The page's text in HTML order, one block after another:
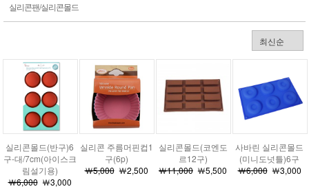
실리콘팬/실리콘몰드
실리콘몰드(반구)6
구-대/7cm(아이스크
림설기용)
￦6,000￦3,000
실리콘 주름머핀컵1
구(6p)
￦5,000￦2,500
실리콘몰드(코엔도
르12구)
￦11,000 ￦5,500
사바린 실리콘몰드
(미니도넛틀)6구
￦6,000￦3,000